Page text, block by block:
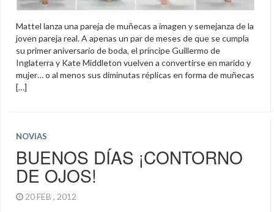
Mattel lanza una pareja de muñecas a imagen y semejanza de la
joven pareja real. A apenas un par de meses de que se cumpla
su primer aniversario de boda, el príncipe Guillermo de
Inglaterra y Kate Middleton vuelven a convertirse en marido y
mujer… o al menos sus diminutas réplicas en forma de muñecas
[…]
NOVIAS
BUENOS DÍAS ¡CONTORNO
DE OJOS!
20 FEB , 2012